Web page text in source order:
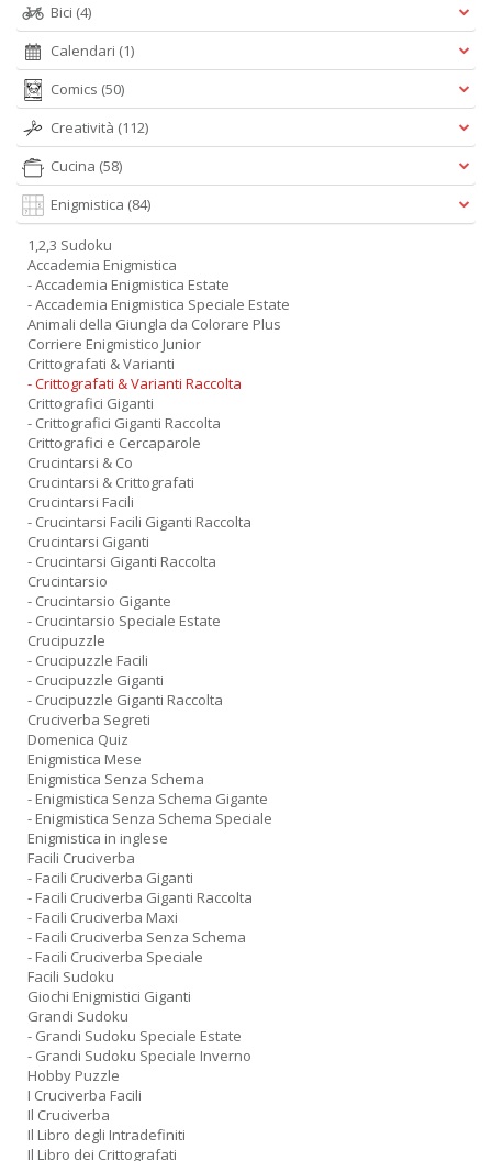
Bici (4)
Calendari (1)
Comics (50)
Creatività (112)
Cucina (58)
Enigmistica (84)
1,2,3 Sudoku
Accademia Enigmistica
- Accademia Enigmistica Estate
- Accademia Enigmistica Speciale Estate
Animali della Giungla da Colorare Plus
Corriere Enigmistico Junior
Crittografati & Varianti
- Crittografati & Varianti Raccolta
Crittografici Giganti
- Crittografici Giganti Raccolta
Crittografici e Cercaparole
Crucintarsi & Co
Crucintarsi & Crittografati
Crucintarsi Facili
- Crucintarsi Facili Giganti Raccolta
Crucintarsi Giganti
- Crucintarsi Giganti Raccolta
Crucintarsio
- Crucintarsio Gigante
- Crucintarsio Speciale Estate
Crucipuzzle
- Crucipuzzle Facili
- Crucipuzzle Giganti
- Crucipuzzle Giganti Raccolta
Cruciverba Segreti
Domenica Quiz
Enigmistica Mese
Enigmistica Senza Schema
- Enigmistica Senza Schema Gigante
- Enigmistica Senza Schema Speciale
Enigmistica in inglese
Facili Cruciverba
- Facili Cruciverba Giganti
- Facili Cruciverba Giganti Raccolta
- Facili Cruciverba Maxi
- Facili Cruciverba Senza Schema
- Facili Cruciverba Speciale
Facili Sudoku
Giochi Enigmistici Giganti
Grandi Sudoku
- Grandi Sudoku Speciale Estate
- Grandi Sudoku Speciale Inverno
Hobby Puzzle
I Cruciverba Facili
Il Cruciverba
Il Libro degli Intradefiniti
Il Libro dei Crittografati